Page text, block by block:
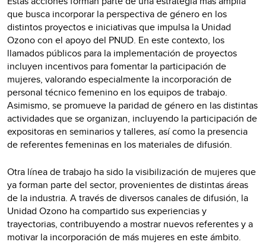
que busca incorporar la perspectiva de género en los
distintos proyectos e iniciativas que impulsa la Unidad
Ozono con el apoyo del PNUD. En este contexto, los
llamados públicos para la implementación de proyectos
incluyen incentivos para fomentar la participación de
mujeres, valorando especialmente la incorporación de
personal técnico femenino en los equipos de trabajo.
Asimismo, se promueve la paridad de género en las distintas
actividades que se organizan, incluyendo la participación de
expositoras en seminarios y talleres, así como la presencia
de referentes femeninas en los materiales de difusión.
Otra línea de trabajo ha sido la visibilización de mujeres que
ya forman parte del sector, provenientes de distintas áreas
de la industria. A través de diversos canales de difusión, la
Unidad Ozono ha compartido sus experiencias y
trayectorias, contribuyendo a mostrar nuevos referentes y a
motivar la incorporación de más mujeres en este ámbito.